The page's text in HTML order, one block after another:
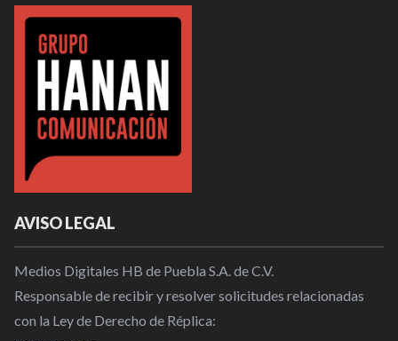
AVISO LEGAL
Medios Digitales HB de Puebla S.A. de C.V.
Responsable de recibir y resolver solicitudes relacionadas
con la Ley de Derecho de Réplica: